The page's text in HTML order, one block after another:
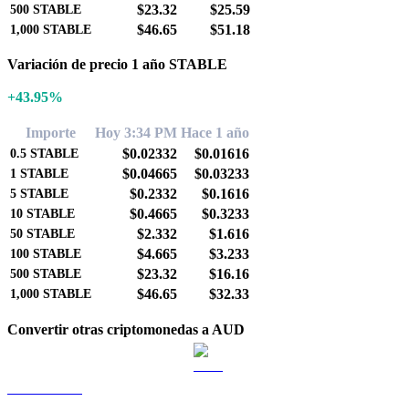
500 STABLE $23.32 $25.59
1,000 STABLE $46.65 $51.18
Variación de precio 1 año STABLE
+43.95%
Importe Hoy 3:34 PM Hace 1 año
0.5 STABLE $0.02332 $0.01616
1 STABLE $0.04665 $0.03233
5 STABLE $0.2332 $0.1616
10 STABLE $0.4665 $0.3233
50 STABLE $2.332 $1.616
100 STABLE $4.665 $3.233
500 STABLE $23.32 $16.16
1,000 STABLE $46.65 $32.33
Convertir otras criptomonedas a AUD